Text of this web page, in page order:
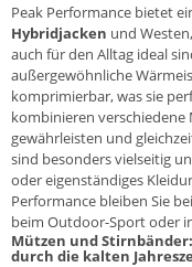
Peak Performance bietet
Hybridjacken und
auch für den Alltag ideal
außergewöhnliche
komprimierbar, was sie
kombinieren
gewährleisten und
sind besonders vielseitig
oder eigenständiges
Performance bleiben Sie
beim Outdoor-Sport oder
Mützen und
durch die kalten